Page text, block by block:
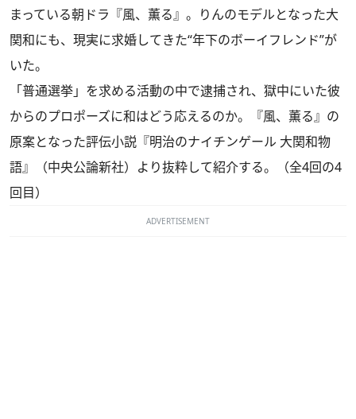
まっている朝ドラ『風、薫る』。りんのモデルとなった大
関和にも、現実に求婚してきた“年下のボーイフレンド”が
いた。
「普通選挙」を求める活動の中で逮捕され、獄中にいた彼
からのプロポーズに和はどう応えるのか。『風、薫る』の
原案となった評伝小説『明治のナイチンゲール 大関和物
語』（中央公論新社）より抜粋して紹介する。（全4回の4
回目）
ADVERTISEMENT